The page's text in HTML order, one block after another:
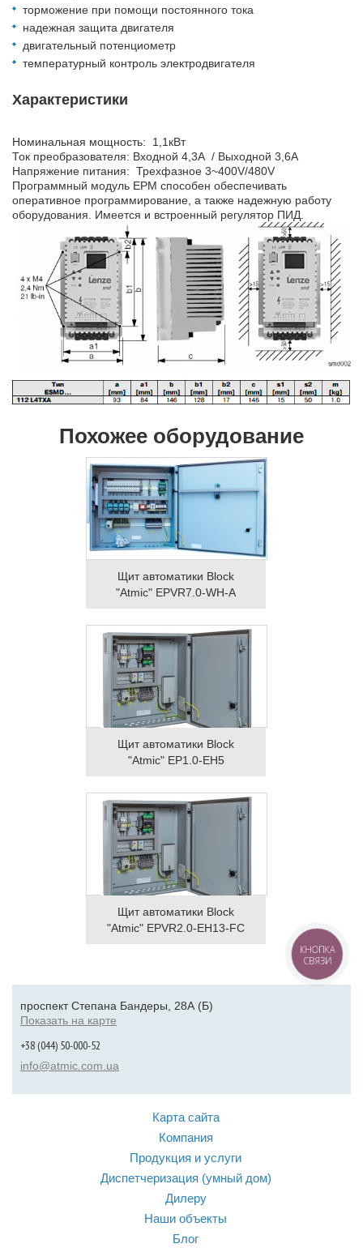
торможение при помощи постоянного тока
надежная защита двигателя
двигательный потенциометр
температурный контроль электродвигателя
Характеристики
Номинальная мощность: 1,1кВт
Ток преобразователя: Входной 4,3А / Выходной 3,6А
Напряжение питания: Трехфазное 3~400V/480V
Программный модуль EPM способен обеспечивать
оперативное программирование, а также надежную работу
оборудования. Имеется и встроенный регулятор ПИД.
Похожее оборудование
Щит автоматики Block
"Atmic" EPVR7.0-WH-A
Щит автоматики Block
"Atmic" EP1.0-EH5
Щит автоматики Block
"Atmic" EPVR2.0-EH13-FC
проспект Степана Бандеры, 28А (Б)
Показать на карте
+38 (044) 50-000-52
info@atmic.com.ua
Карта сайта
Компания
Продукция и услуги
Диспетчеризация (умный дом)
Дилеру
Наши объекты
Блог
КНОПКА
СВЯЗИ